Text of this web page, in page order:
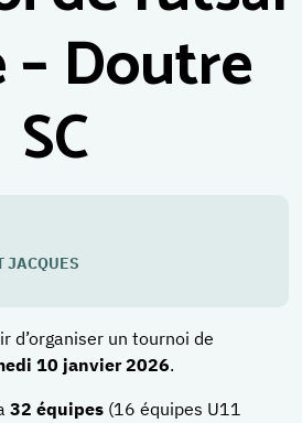
Doutre
SC
JACQUES
d’organiser un tournoi de
10 janvier 2026.
32 équipes (16 équipes U11